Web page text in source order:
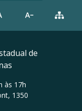
de
às 17h
1350